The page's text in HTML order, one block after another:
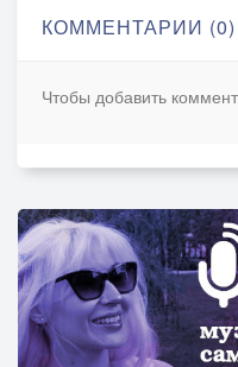
КОММЕНТАРИИ (0)
Чтобы добавить